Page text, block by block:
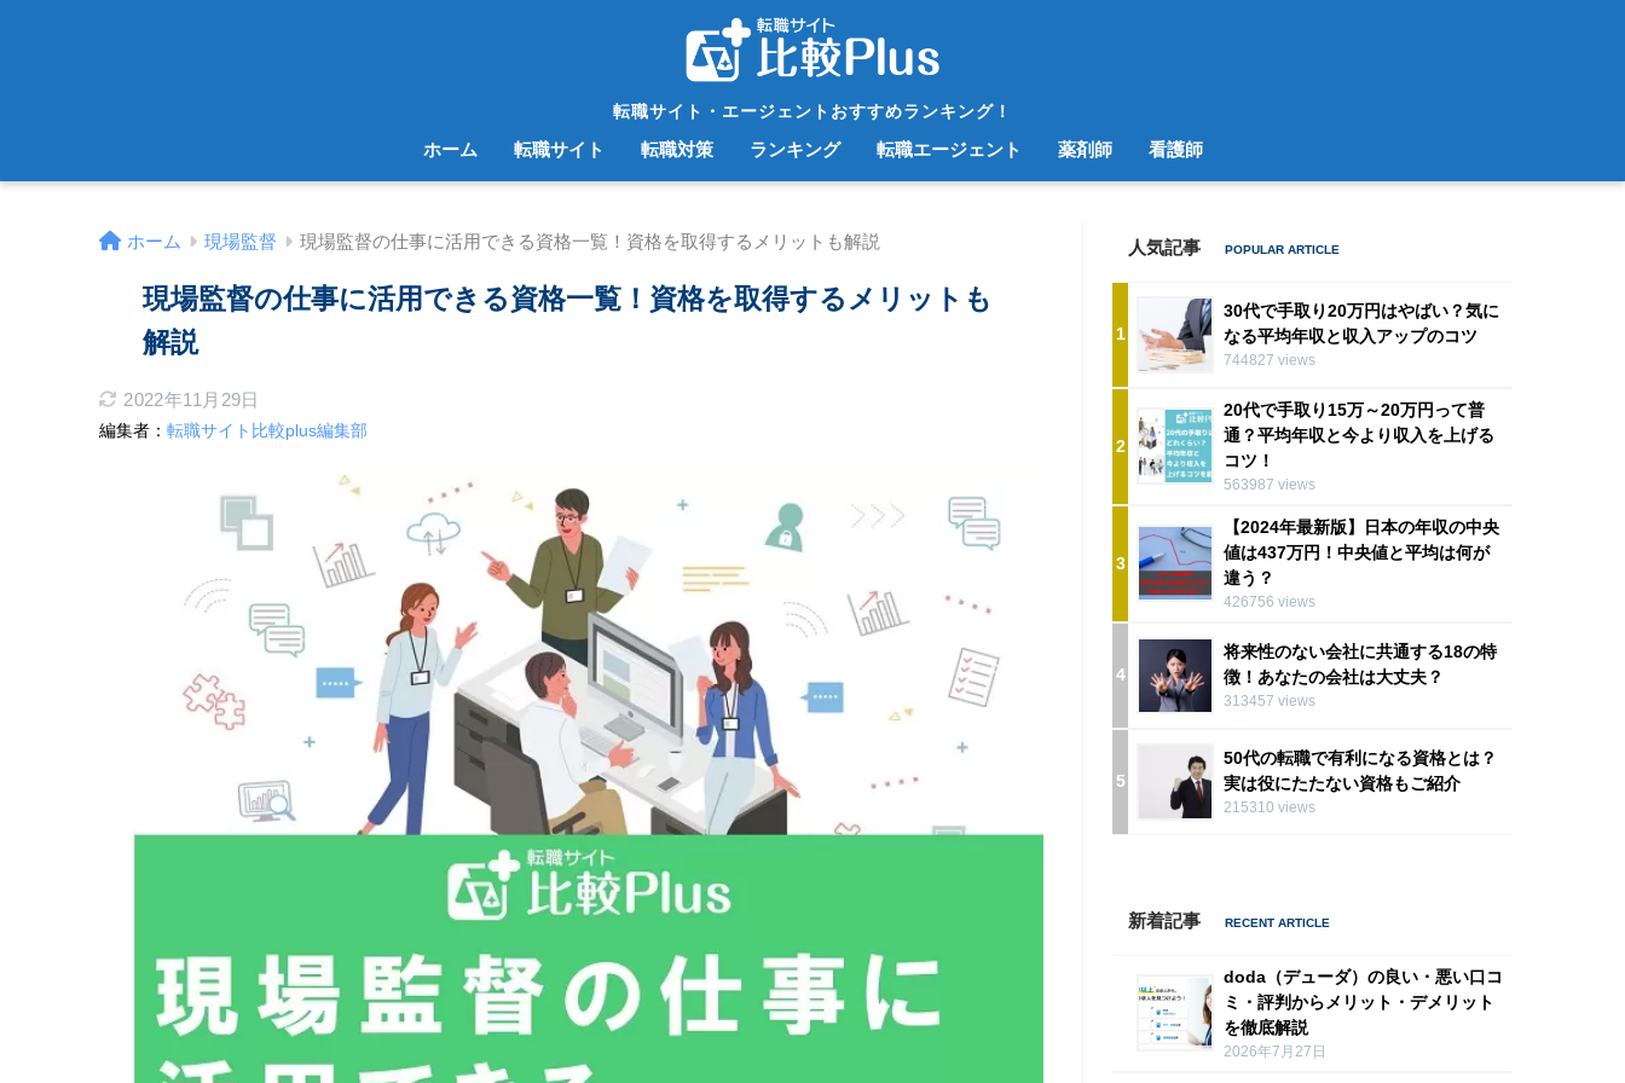
転職サイト・エージェントおすすめランキング！
ホーム 転職サイト 転職対策 ランキング 転職エージェント 薬剤師 看護師
ホーム 現場監督 現場監督の仕事に活用できる資格一覧！資格を取得するメリットも解説
現場監督の仕事に活用できる資格一覧！資格を取得するメリットも
解説
2022年11月29日
編集者： 転職サイト比較plus編集部
人気記事
1
30代で手取り20万円はやばい？気に
なる平均年収と収入アップのコツ
744827 views
2
20代で手取り15万～20万円って普
通？平均年収と今より収入を上げる
コツ！
563987 views
3
【2024年最新版】日本の年収の中央
値は437万円！中央値と平均は何が
違う？
426756 views
4
将来性のない会社に共通する18の特
徴！あなたの会社は大丈夫？
313457 views
5
50代の転職で有利になる資格とは？
実は役にたたない資格もご紹介
215310 views
新着記事
doda（デューダ）の良い・悪い口コ
ミ・評判からメリット・デメリット
を徹底解説
2026年7月27日